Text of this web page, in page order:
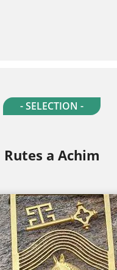
- SELECTION -
Rutes a Achim